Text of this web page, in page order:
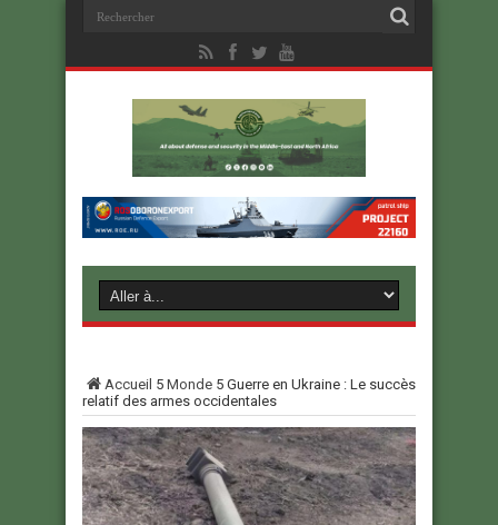
Accueil 5 Monde 5 Guerre en Ukraine : Le succès
relatif des armes occidentales